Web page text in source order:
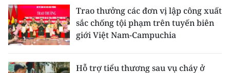
Trao thưởng các đơn vị lập công xuất
sắc chống tội phạm trên tuyến biên
giới Việt Nam-Campuchia
Hỗ trợ tiểu thương sau vụ cháy ở